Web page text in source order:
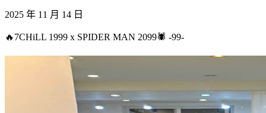
2025 年 11 月 14 日
🔥7CHiLL 1999 x SPIDER MAN 2099🕷️ -99-